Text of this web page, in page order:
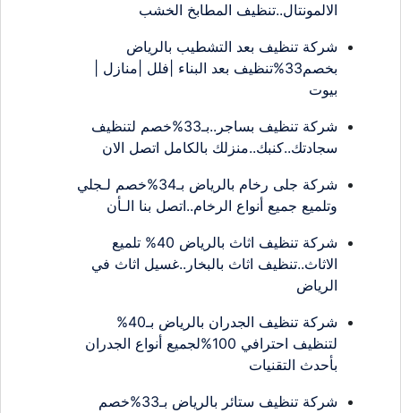
الالمونتال..تنظيف المطابخ الخشب
شركة تنظيف بعد التشطيب بالرياض
بخصم33%تنظيف بعد البناء |فلل |منازل |
بيوت
شركة تنظيف بساجر..بـ33%خصم لتنظيف
سجادتك..كنبك..منزلك بالكامل اتصل الان
شركة جلى رخام بالرياض بـ34%خصم لـجلي
وتلميع جميع أنواع الرخام..اتصل بنا الـأن
شركة تنظيف اثاث بالرياض 40% تلميع
الاثاث..تنظيف اثاث بالبخار..غسيل اثاث في
الرياض
شركة تنظيف الجدران بالرياض بـ40%
لتنظيف احترافي 100%لجميع أنواع الجدران
بأحدث التقنيات
شركة تنظيف ستائر بالرياض بـ33%خصم